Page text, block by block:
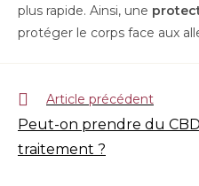
plus rapide. Ainsi, une
protéger le corps face aux
Article précédent
Peut-on prendre du
traitement ?